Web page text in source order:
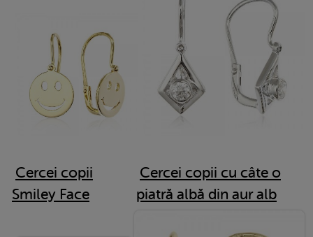
Cercei copii
Smiley Face
Cercei copii cu câte o
piatră albă din aur alb